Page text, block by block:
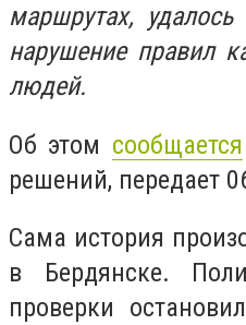
маршрутах,
нарушение правил
людей.
Об этом сообщается
решений, передает
Сама история
в Бердянске.
проверки